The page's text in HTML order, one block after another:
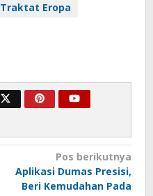
Traktat Eropa
Pos berikutnya
Aplikasi Dumas Presisi,
Beri Kemudahan Pada